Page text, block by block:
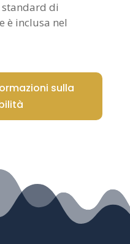
di
è inclusa nel
sulla